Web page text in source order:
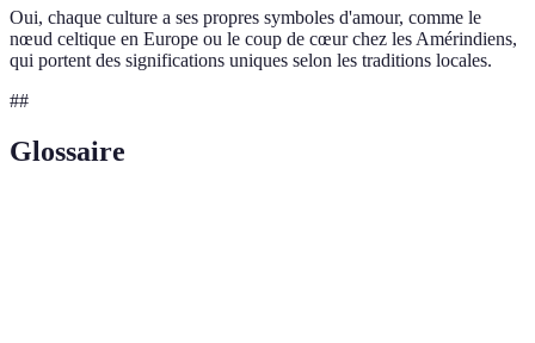
Oui, chaque culture a ses propres symboles d'amour, comme le
nœud celtique en Europe ou le coup de cœur chez les Amérindiens,
qui portent des significations uniques selon les traditions locales.
##
Glossaire